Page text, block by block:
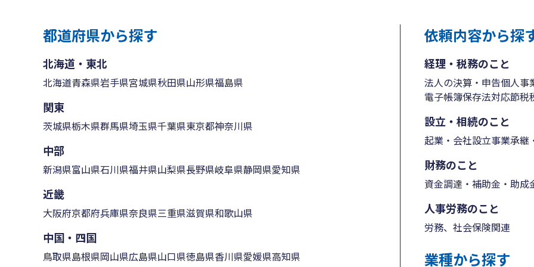
都道府県から探す
北海道・東北
北海道青森県岩手県宮城県秋田県山形県福島県
関東
茨城県栃木県群馬県埼玉県千葉県東京都神奈川県
中部
新潟県富山県石川県福井県山梨県長野県岐阜県静岡県愛知県
近畿
大阪府京都府兵庫県奈良県三重県滋賀県和歌山県
中国・四国
鳥取県島根県岡山県広島県山口県徳島県香川県愛媛県高知県
依頼内容から探
経理・税務のこと
法人の決算・申告個人事
電子帳簿保存法対応節税
設立・相続のこと
起業・会社設立事業承継
財務のこと
資金調達・補助金・助成
人事労務のこと
労務、社会保険関連
業種から探す